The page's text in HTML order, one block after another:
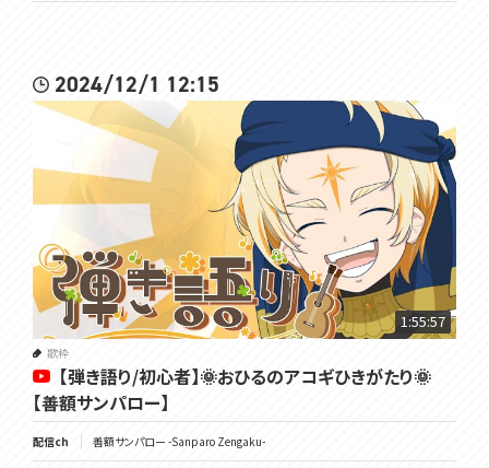
2024/12/1 12:15
1:55:57
歌枠
【弾き語り/初心者】🌞おひるのアコギひきがたり🌞
【善額サンパロー】
配信ch 善額サンパロー -Sanparo Zengaku-